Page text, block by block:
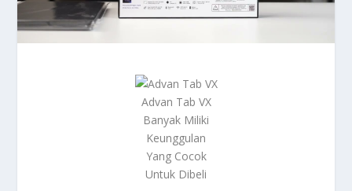
Advan Tab VX
Banyak Miliki
Keunggulan
Yang Cocok
Untuk Dibeli